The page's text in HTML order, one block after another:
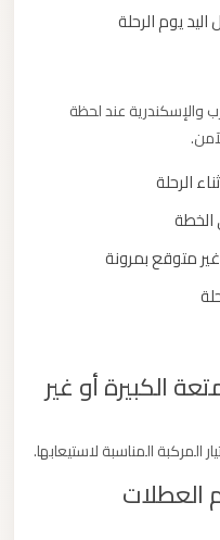
يوم الرحلة
والإسكندرية عند لحظة
الرحلة
متوقع بمرونة
الكبيرة أو غير
المناسبة لاستيعابها.